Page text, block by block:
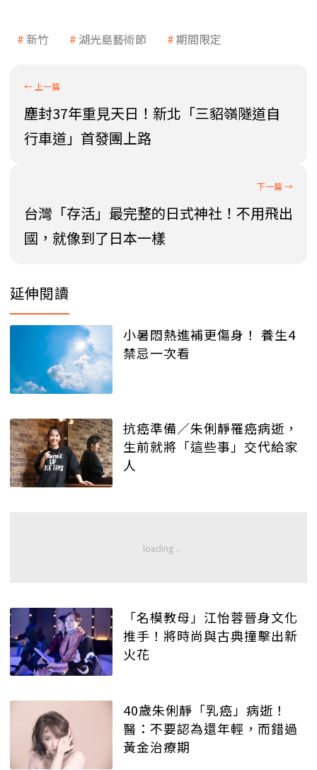
新竹 湖光島藝術節 期間限定
塵封37年重見天日！新北「三貂嶺隧道自
行車道」首發團上路
台灣「存活」最完整的日式神社！不用飛出
國，就像到了日本一樣
延伸閱讀
小暑悶熱進補更傷身！ 養生4
禁忌一次看
抗癌準備／朱俐靜罹癌病逝，
生前就將「這些事」交代給家
人
「名模教母」江怡蓉晉身文化
推手！將時尚與古典撞擊出新
火花
40歲朱俐靜「乳癌」病逝！
醫：不要認為還年輕，而錯過
黃金治療期